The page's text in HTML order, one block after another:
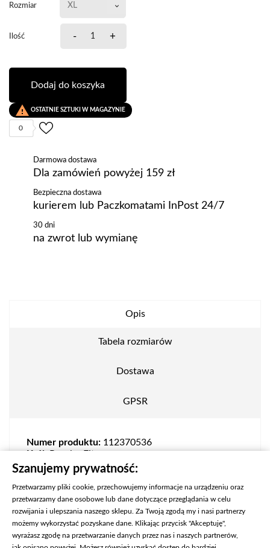
Rozmiar
Ilość - +
Dodaj do koszyka
 OSTATNIE SZTUKI W MAGAZYNIE
0
Darmowa dostawa
Dla zamówień powyżej 159 zł
Bezpieczna dostawa
kurierem lub Paczkomatami InPost 24/7
30 dni
na zwrot lub wymianę
Opis
Tabela rozmiarów
Dostawa
GPSR
Numer produktu: 112370536
Krój:Regular Fit
Zapięcie:Zamek
Szanujemy prywatność:
Przetwarzamy pliki cookie, przechowujemy informacje na urządzeniu oraz
przetwarzamy dane osobowe lub dane dotyczące przeglądania w celu
rozwijania i ulepszania naszego sklepu. Za Twoją zgodą my i nasi partnerzy
możemy wykorzystać pozyskane dane. Klikając przycisk "Akceptuję",
wyrażasz zgodę na przetwarzanie danych przez nas i naszych partnerów,